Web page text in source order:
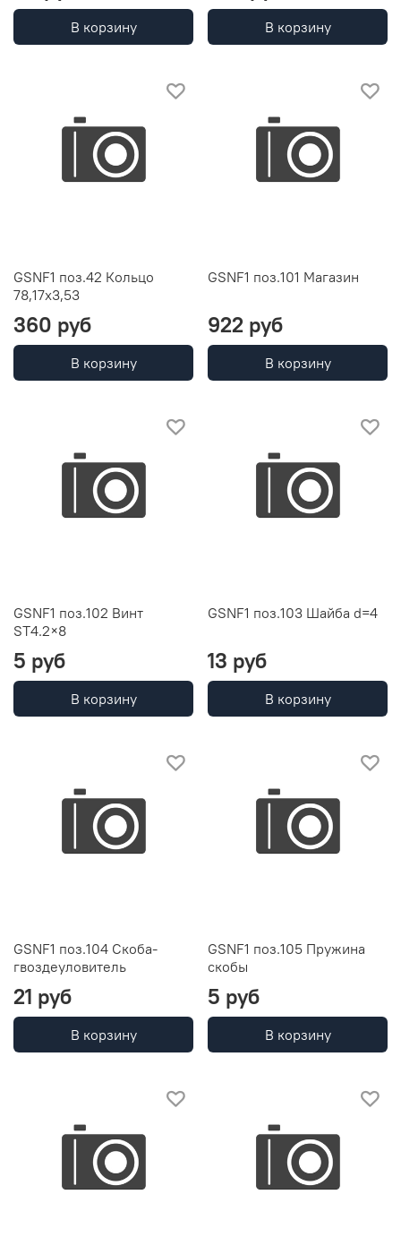
В корзину В корзину
GSNF1 поз.42 Кольцо
78,17х3,53
360 руб
В корзину
GSNF1 поз.101 Магазин
922 руб
В корзину
GSNF1 поз.102 Винт
ST4.2×8
5 руб
В корзину
GSNF1 поз.103 Шайба d=4
13 руб
В корзину
GSNF1 поз.104 Скоба-
гвоздеуловитель
21 руб
В корзину
GSNF1 поз.105 Пружина
скобы
5 руб
В корзину